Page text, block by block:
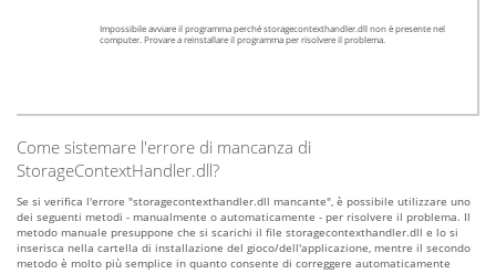
Impossibile avviare il programma perché storagecontexthandler.dll non è presente nel
computer. Provare a reinstallare il programma per risolvere il problema.
Come sistemare l'errore di mancanza di
StorageContextHandler.dll?
Se si verifica l'errore "storagecontexthandler.dll mancante", è possibile utilizzare uno
dei seguenti metodi - manualmente o automaticamente - per risolvere il problema. Il
metodo manuale presuppone che si scarichi il file storagecontexthandler.dll e lo si
inserisca nella cartella di installazione del gioco/dell'applicazione, mentre il secondo
metodo è molto più semplice in quanto consente di correggere automaticamente